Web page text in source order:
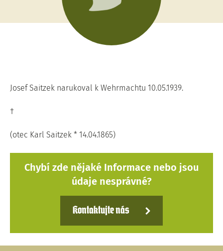
Josef Saitzek narukoval k Wehrmachtu 10.05.1939.
†
(otec Karl Saitzek * 14.04.1865)
Chybí zde nějaké Informace nebo jsou
údaje nesprávné?
Kontaktujte nás